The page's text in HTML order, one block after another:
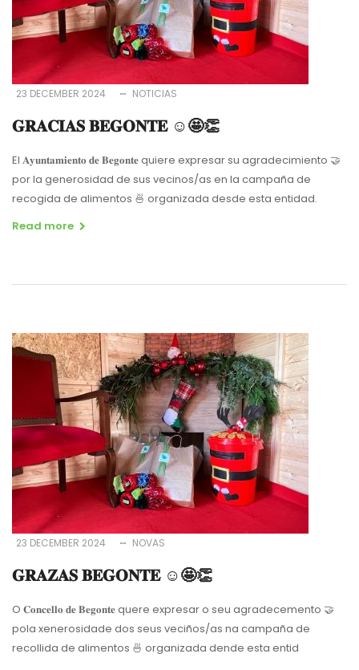
23 DECEMBER 2024 NOTICIAS
𝐆𝐑𝐀𝐂𝐈𝐀𝐒 𝐁𝐄𝐆𝐎𝐍𝐓𝐄 ☺️🤩👏
El 𝐀𝐲𝐮𝐧𝐭𝐚𝐦𝐢𝐞𝐧𝐭𝐨 𝐝𝐞 𝐁𝐞𝐠𝐨𝐧𝐭𝐞 quiere expresar su agradecimiento 🤝
por la generosidad de sus vecinos/as en la campaña de
recogida de alimentos 🍜 organizada desde esta entidad.
Read more
23 DECEMBER 2024 NOVAS
𝐆𝐑𝐀𝐙𝐀𝐒 𝐁𝐄𝐆𝐎𝐍𝐓𝐄 ☺️🤩👏
O 𝐂𝐨𝐧𝐜𝐞𝐥𝐥𝐨 𝐝𝐞 𝐁𝐞𝐠𝐨𝐧𝐭𝐞 quere expresar o seu agradecemento 🤝
pola xenerosidade dos seus veciños/as na campaña de
recollida de alimentos 🍜 organizada dende esta entid